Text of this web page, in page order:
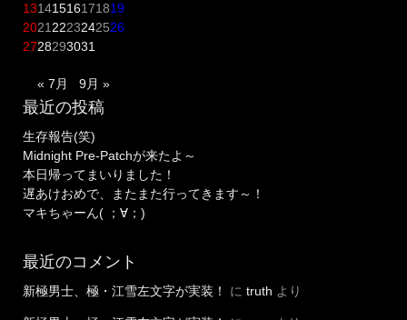
13141516171819
20212223242526
2728293031
« 7月 9月 »
最近の投稿
生存報告(笑)
Midnight Pre-Patchが来たよ～
本日帰ってまいりました！
遅あけおめで、またまた行ってきます～！
マキちゃーん( ；∀；)
最近のコメント
新極男士、極・江雪左文字が実装！ に truth より